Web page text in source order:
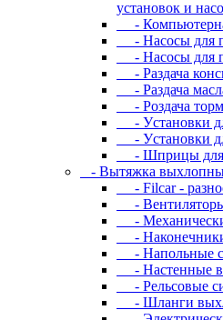
установок и
-
- Насосы для
- Насосы для
- Раздача
- Раздача
- Роздача
- Уcтaнoвки
- Уcтaнoвки
- Шпpицы для
- Вытяжка
- Filcar -
-
-
-
- Напольные
- Настенные
- Рельсовые
- Шланги